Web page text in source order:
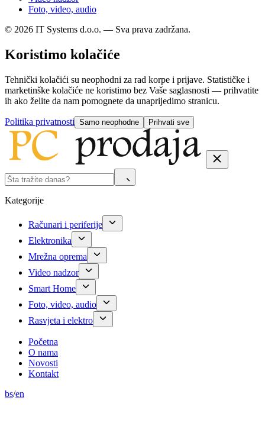
Foto, video, audio
© 2026 IT Systems d.o.o. — Sva prava zadržana.
Koristimo kolačiće
Tehnički kolačići su neophodni za rad korpe i prijave. Statističke i
marketinške kolačiće ne koristimo bez Vaše saglasnosti — prihvatite
ih ako želite da nam pomognete da unaprijedimo stranicu.
Politika privatnosti Samo neophodne Prihvati sve
Kategorije
Računari i periferije
Elektronika
Mrežna oprema
Video nadzor
Smart Home
Foto, video, audio
Rasvjeta i elektro
Početna
O nama
Novosti
Kontakt
bs/en